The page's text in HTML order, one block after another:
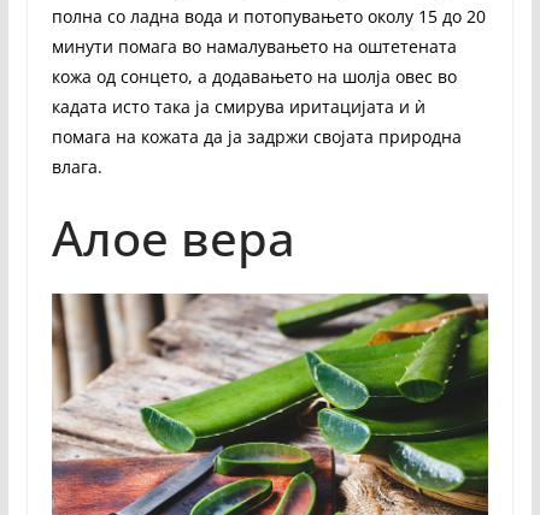
полна со ладна вода и потопувањето околу 15 до 20
минути помага во намалувањето на оштетената
кожа од сонцето, а додавањето на шолја овес во
кадата исто така ја смирува иритацијата и ѝ
помага на кожата да ја задржи својата природна
влага.
Алое вера